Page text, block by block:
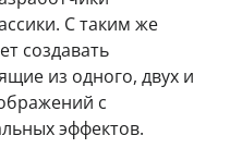
С таким же
создавать
из одного, двух и
с
эффектов.